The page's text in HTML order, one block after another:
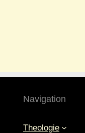
Navigation
Theologie